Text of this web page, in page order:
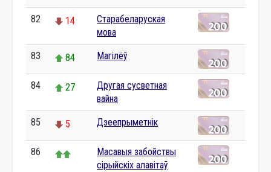
82 14
Старабеларуская
мова
83 84 Магілёў
84 27
Другая сусветная
вайна
85 5 Дзеепрыметнік
86
Масавыя забойствы
сірыйскіх алавітаў